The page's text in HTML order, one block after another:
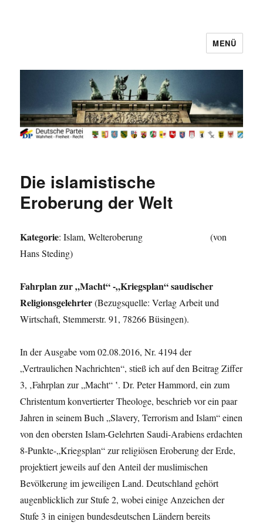
MENÜ
Die islamistische
Eroberung der Welt
Kategorie: Islam, Welteroberung (von
Hans Steding)
Fahrplan zur „Macht“ -„Kriegsplan“ saudischer
Religionsgelehrter(Bezugsquelle: Verlag Arbeit und
Wirtschaft, Stemmerstr. 91, 78266 Büsingen).
In der Ausgabe vom 02.08.2016, Nr. 4194 der
„Vertraulichen Nachrichten“, stieß ich auf den Beitrag Ziffer
3, ‚Fahrplan zur „Macht“ ‛. Dr. Peter Hammord, ein zum
Christentum konvertierter Theologe, beschrieb vor ein paar
Jahren in seinem Buch „Slavery, Terrorism and Islam“ einen
von den obersten Islam-Gelehrten Saudi-Arabiens erdachten
8-Punkte-„Kriegsplan“ zur religiösen Eroberung der Erde,
projektiert jeweils auf den Anteil der muslimischen
Bevölkerung im jeweiligen Land. Deutschland gehört
augenblicklich zur Stufe 2, wobei einige Anzeichen der
Stufe 3 in einigen bundesdeutschen Ländern bereits